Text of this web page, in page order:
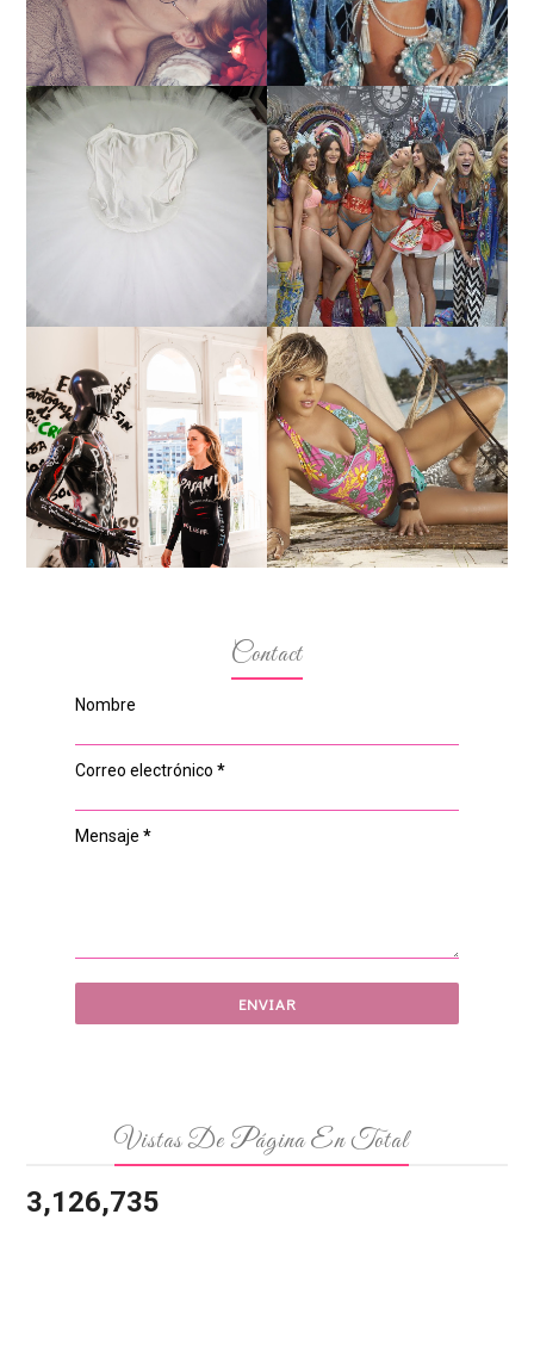
TUTORIAL PARA HACER
UN TUTÚ DE BALLET DE
PLATO CON ARO.
¿QUIERES SABER LA
EDAD Y ALTURA DE LAS
MODELOS VICTORIA'S
SECRET 2017?
MARGA GONZÁLEZ Y
ELIA FERNÁNDEZ
DIALOGAN EN ESPACIO
DEL ANONIMATO, LA
CASA ROSA DE OVIEDO
LA ALTURA DE LAS
MODELOS MAS
BAJITAS
Contact
Nombre
Correo electrónico *
Mensaje *
Vistas De Página En Total
3,126,735